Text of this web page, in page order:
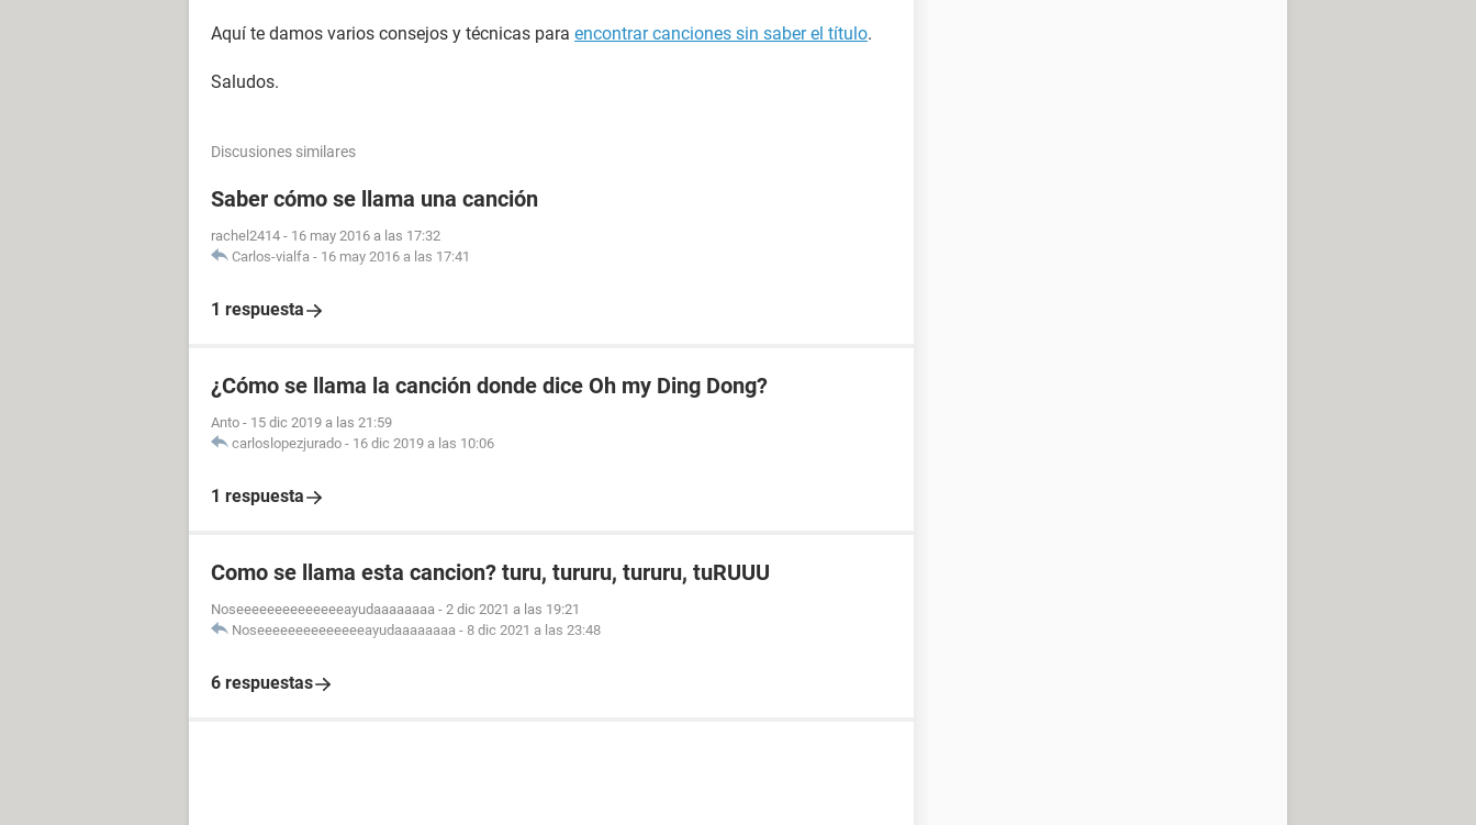
Aquí te damos varios consejos y técnicas para encontrar canciones sin saber el título.
Saludos.
Discusiones similares
Saber cómo se llama una canción
rachel2414 - 16 may 2016 a las 17:32
Carlos-vialfa - 16 may 2016 a las 17:41
1 respuesta
¿Cómo se llama la canción donde dice Oh my Ding Dong?
Anto - 15 dic 2019 a las 21:59
carloslopezjurado - 16 dic 2019 a las 10:06
1 respuesta
Como se llama esta cancion? turu, tururu, tururu, tuRUUU
Noseeeeeeeeeeeeeeayudaaaaaaaa - 2 dic 2021 a las 19:21
Noseeeeeeeeeeeeeeayudaaaaaaaa - 8 dic 2021 a las 23:48
6 respuestas